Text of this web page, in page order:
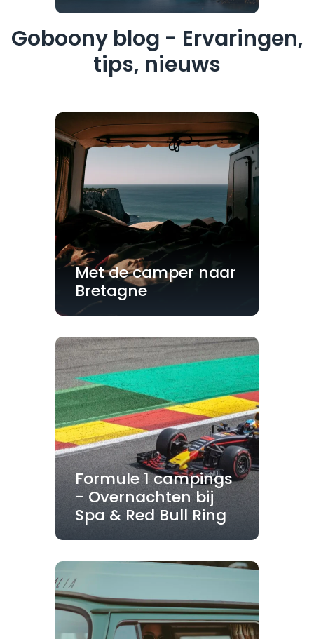
Goboony blog - Ervaringen,
tips, nieuws
Met de camper naar
Bretagne
Formule 1 campings
- Overnachten bij
Spa & Red Bull Ring